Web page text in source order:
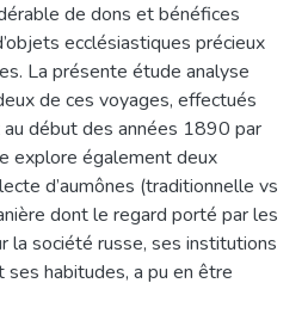
de dons et bénéfices
ecclésiastiques précieux
La présente étude analyse
de ces voyages, effectués
début des années 1890 par
explore également deux
d’aumônes (traditionnelle vs
dont le regard porté par les
la société russe, ses institutions
habitudes, a pu en être